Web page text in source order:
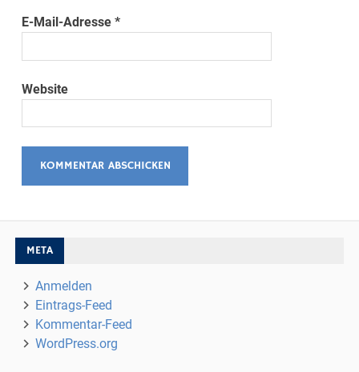
E-Mail-Adresse*
Website
META
Anmelden
Eintrags-Feed
Kommentar-Feed
WordPress.org